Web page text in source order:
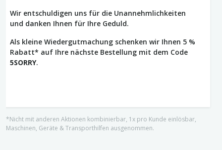
Wir entschuldigen uns für die Unannehmlichkeiten
und danken Ihnen für Ihre Geduld.
Als kleine Wiedergutmachung schenken wir Ihnen 5 %
Rabatt* auf Ihre nächste Bestellung mit dem Code
5SORRY.
*Nicht mit anderen Aktionen kombinierbar, 1x pro Kunde einlösbar,
Maschinen, Geräte & Transporthilfen ausgenommen.